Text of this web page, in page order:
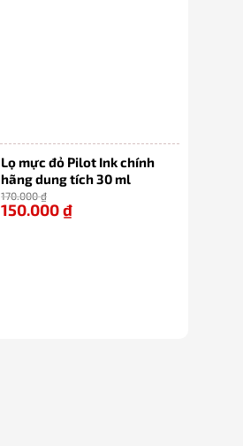
Lọ mực đỏ Pilot Ink chính
hãng dung tích 30 ml
170.000₫
150.000₫